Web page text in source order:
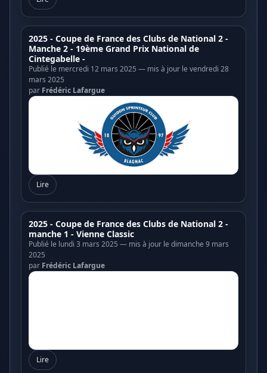
2025 - Coupe de France des Clubs de National 2 -
Manche 2 - 19ème Grand Prix National de
Cintegabelle -
Publié le mercredi 12 mars 2025 — mis à jour le vendredi 28
mars 2025
par Frédéric Lafargue
Lire
2025 - Coupe de France des Clubs de National 2 -
manche 1 - Vienne Classic
Publié le lundi 3 mars 2025 — mis à jour le dimanche 9 mars
2025
par Frédéric Lafargue
Lire